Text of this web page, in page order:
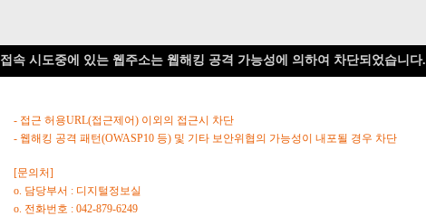
접속 시도중에 있는 웹주소는 웹해킹 공격 가능성에 의하여 차단되었습니다.
- 접근 허용URL(접근제어) 이외의 접근시 차단
- 웹해킹 공격 패턴(OWASP10 등) 및 기타 보안위협의 가능성이 내포될 경우 차단
[문의처]
o. 담당부서 : 디지털정보실
o. 전화번호 : 042-879-6249